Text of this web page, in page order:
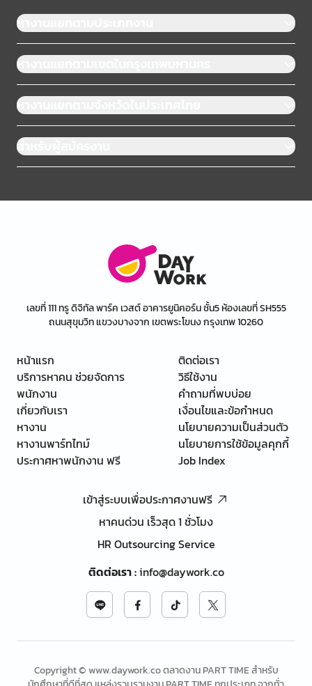
หางานแยกตามประเภทงาน
หางานแยกตามเขตในกรุงเทพมหานคร
หางานแยกตามจังหวัดในประเทศไทย
สำหรับผู้สมัครงาน
เลขที่ 111 ทรู ดิจิทัล พาร์ค เวสต์ อาคารยูนิคอร์น ชั้น5 ห้องเลขที่ SH555
ถนนสุขุมวิท แขวงบางจาก เขตพระโขนง กรุงเทพ 10260
หน้าแรก
บริการหาคน ช่วยจัดการ
พนักงาน
เกี่ยวกับเรา
หางาน
หางานพาร์ทไทม์
ประกาศหาพนักงาน ฟรี
ติดต่อเรา
วิธีใช้งาน
คำถามที่พบบ่อย
เงื่อนไขและข้อกำหนด
นโยบายความเป็นส่วนตัว
นโยบายการใช้ข้อมูลคุกกี้
Job Index
เข้าสู่ระบบเพื่อประกาศงานฟรี
หาคนด่วน เร็วสุด 1 ชั่วโมง
HR Outsourcing Service
ติดต่อเรา:info@daywork.co
Copyright © www.daywork.co ตลาดงาน PART TIME สำหรับ